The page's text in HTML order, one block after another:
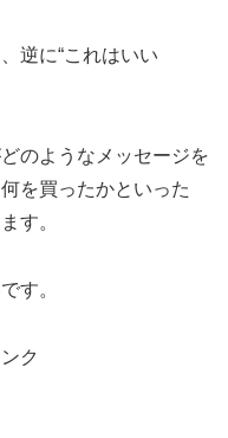
逆に“これはいい
のようなメッセージを
を買ったかといった
す。
す。
ク